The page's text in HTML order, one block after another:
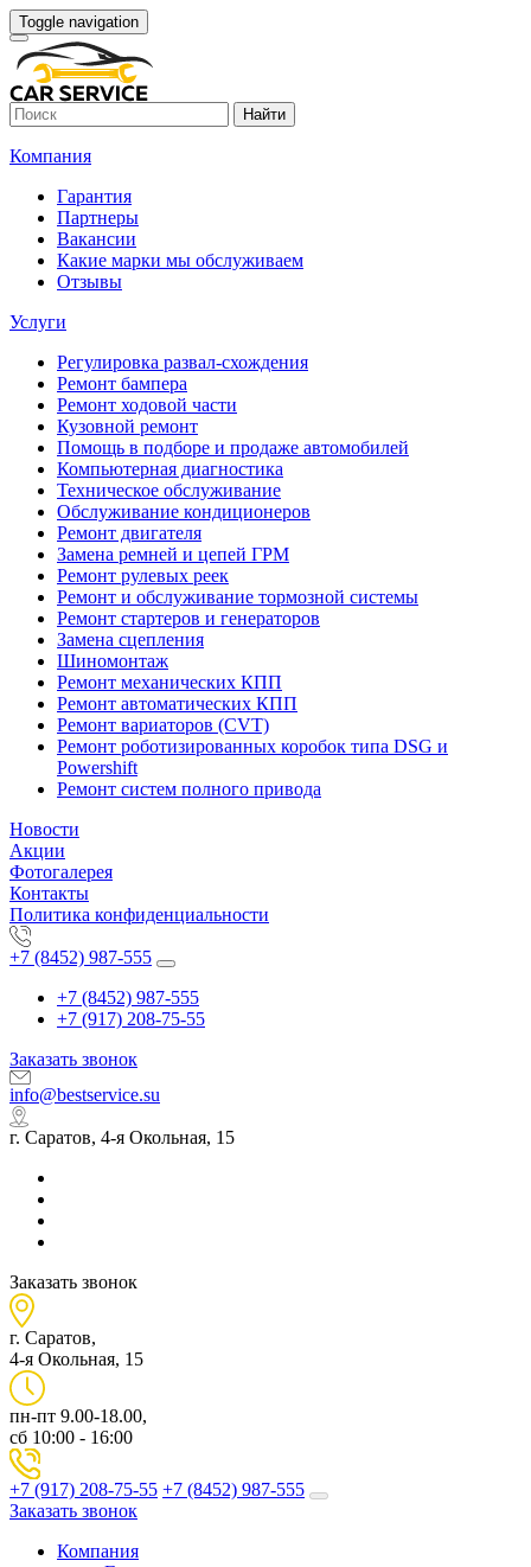
Toggle navigation
Найти
Компания
Гарантия
Партнеры
Вакансии
Какие марки мы обслуживаем
Отзывы
Услуги
Регулировка развал-схождения
Ремонт бампера
Ремонт ходовой части
Кузовной ремонт
Помощь в подборе и продаже автомобилей
Компьютерная диагностика
Техническое обслуживание
Обслуживание кондиционеров
Ремонт двигателя
Замена ремней и цепей ГРМ
Ремонт рулевых реек
Ремонт и обслуживание тормозной системы
Ремонт стартеров и генераторов
Замена сцепления
Шиномонтаж
Ремонт механических КПП
Ремонт автоматических КПП
Ремонт вариаторов (CVT)
Ремонт роботизированных коробок типа DSG и
Powershift
Ремонт систем полного привода
Новости
Акции
Фотогалерея
Контакты
Политика конфиденциальности
+7 (8452) 987-555
+7 (8452) 987-555
+7 (917) 208-75-55
Заказать звонок
info@bestservice.su
г. Саратов, 4-я Окольная, 15
Заказать звонок
г. Саратов,
4-я Окольная, 15
пн-пт 9.00-18.00,
сб 10:00 - 16:00
+7 (917) 208-75-55 +7 (8452) 987-555
Заказать звонок
Компания